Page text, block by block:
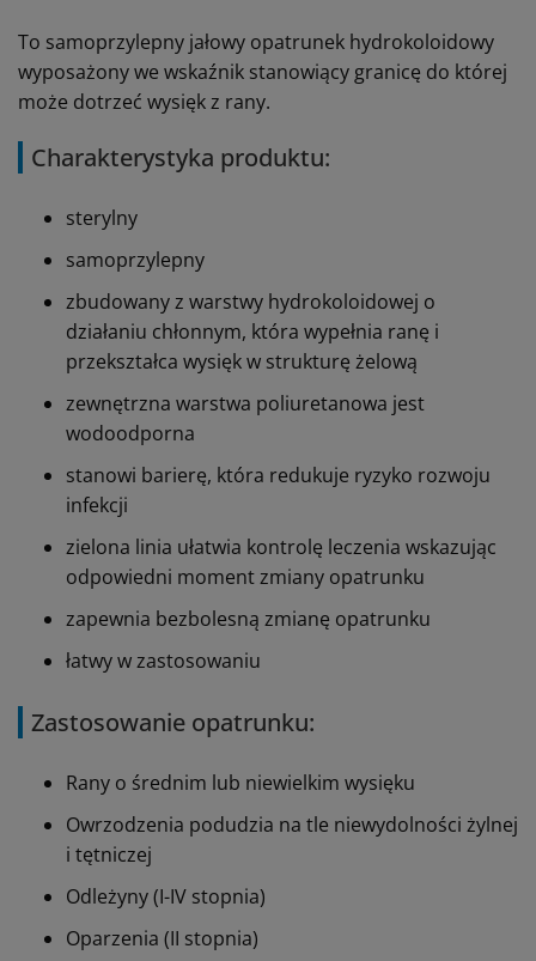
To samoprzylepny jałowy opatrunek hydrokoloidowy
wyposażony we wskaźnik stanowiący granicę do której
może dotrzeć wysięk z rany.
Charakterystyka produktu:
sterylny
samoprzylepny
zbudowany z warstwy hydrokoloidowej o
działaniu chłonnym, która wypełnia ranę i
przekształca wysięk w strukturę żelową
zewnętrzna warstwa poliuretanowa jest
wodoodporna
stanowi barierę, która redukuje ryzyko rozwoju
infekcji
zielona linia ułatwia kontrolę leczenia wskazując
odpowiedni moment zmiany opatrunku
zapewnia bezbolesną zmianę opatrunku
łatwy w zastosowaniu
Zastosowanie opatrunku:
Rany o średnim lub niewielkim wysięku
Owrzodzenia podudzia na tle niewydolności żylnej
i tętniczej
Odleżyny (I-IV stopnia)
Oparzenia (II stopnia)